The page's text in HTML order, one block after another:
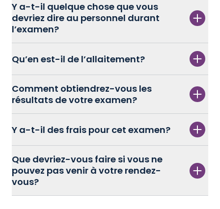
Y a-t-il quelque chose que vous
devriez dire au personnel durant
l’examen?
Qu’en est-il de l’allaitement?
Comment obtiendrez-vous les
résultats de votre examen?
Y a-t-il des frais pour cet examen?
Que devriez-vous faire si vous ne
pouvez pas venir à votre rendez-
vous?